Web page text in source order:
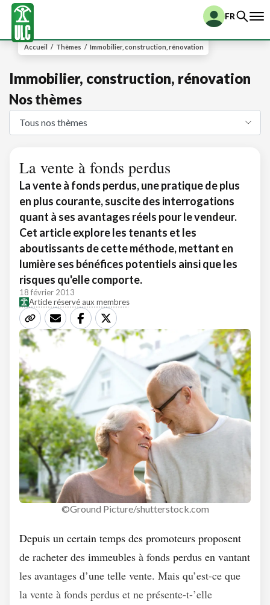
FR
Accueil / Thèmes / Immobilier, construction, rénovation
Immobilier, construction, rénovation
Nos thèmes
La vente à fonds perdus
La vente à fonds perdus, une pratique de plus
en plus courante, suscite des interrogations
quant à ses avantages réels pour le vendeur.
Cet article explore les tenants et les
aboutissants de cette méthode, mettant en
lumière ses bénéfices potentiels ainsi que les
risques qu'elle comporte.
18 février 2013
Article réservé aux membres
©Ground Picture/shutterstock.com
Depuis un certain temps des promoteurs proposent
de racheter des immeubles à fonds perdus en vantant
les avantages d’une telle vente. Mais qu’est-ce que
la vente à fonds perdus et ne présente-t-’elle